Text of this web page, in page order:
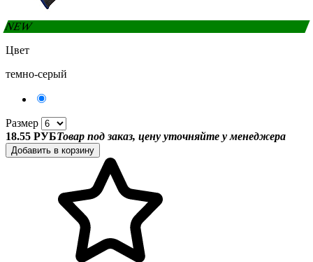
NEW
Цвет
темно-серый
Размер
18.55 РУБТовар под заказ, цену уточняйте у менеджера
Добавить в корзину